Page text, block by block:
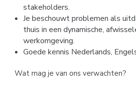
stakeholders.
Je beschouwt problemen als
thuis in een dynamische,
werkomgeving.
Goede kennis Nederlands,
Wat mag je van ons verwachten?